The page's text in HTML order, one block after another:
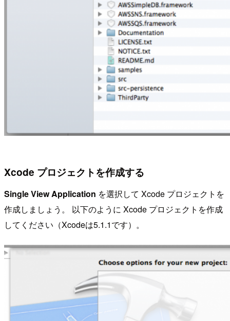
Xcode プロジェクトを作成する
Single View Application を選択して Xcode プロジェクトを
作成しましょう。 以下のように Xcode プロジェクトを作成
してください（Xcodeは5.1.1です）。